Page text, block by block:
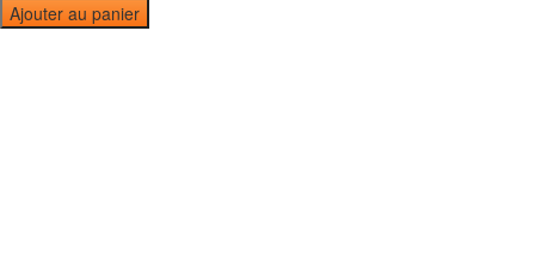
Ajouter au panier